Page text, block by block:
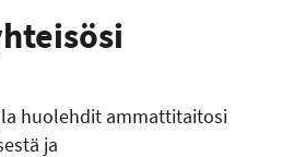
huolehdit ammattitaitosi
ja